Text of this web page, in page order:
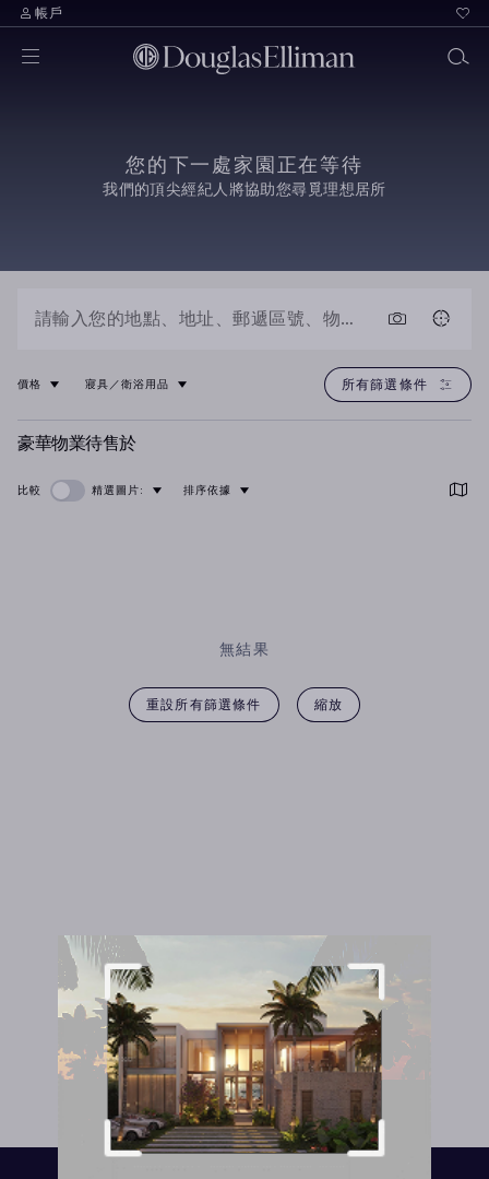
帳戶
您的下一處家園正在等待
我們的頂尖經紀人將協助您尋覓理想居所
價格 寢具／衛浴用品 所有篩選條件
豪華物業待售於
比較 精選圖片: 排序依據
無結果
重設所有篩選條件 縮放
Hidden title